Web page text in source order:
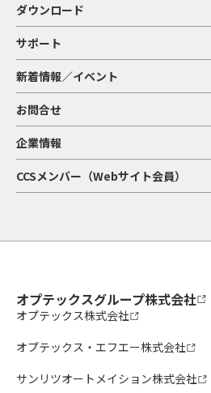
ダウンロード
サポート
新着情報／イベント
お問合せ
企業情報
CCSメンバー（Webサイト会員）
オプテックスグループ株式会社
オプテックス株式会社
オプテックス・エフエー株式会社
サンリツオートメイション株式会社